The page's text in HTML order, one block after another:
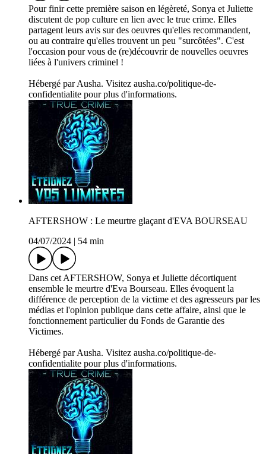
Pour finir cette première saison en légèreté, Sonya et Juliette
discutent de pop culture en lien avec le true crime. Elles
partagent leurs avis sur des oeuvres qu'elles recommandent,
ou au contraire qu'elles trouvent un peu "surcôtées". C'est
l'occasion pour vous de (re)découvrir de nouvelles oeuvres
liées à l'univers criminel !
Hébergé par Ausha. Visitez ausha.co/politique-de-
confidentialite pour plus d'informations.
AFTERSHOW : Le meurtre glaçant d'EVA BOURSEAU
04/07/2024
54 min
Dans cet AFTERSHOW, Sonya et Juliette décortiquent
ensemble le meurtre d'Eva Bourseau. Elles évoquent la
différence de perception de la victime et des agresseurs par les
médias et l'opinion publique dans cette affaire, ainsi que le
fonctionnement particulier du Fonds de Garantie des
Victimes.
Hébergé par Ausha. Visitez ausha.co/politique-de-
confidentialite pour plus d'informations.